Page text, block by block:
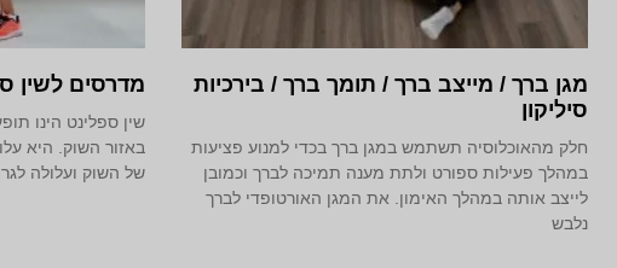
מגן ברך / מייצב ברך / תומך ברך / בירכיות
סיליקון
חלק מהאוכלוסיה תשתמש במגן ברך בכדי למנוע פציעות
במהלך פעילות ספורט ולתת מענה תמיכה לברך וכמובן
לייצב אותה במהלך האימון. את המגן האורטופדי לברך
נלבש
מדרסים לשין
שין ספלינט הינו
באזור השוק. היא
של השוק ועלולה